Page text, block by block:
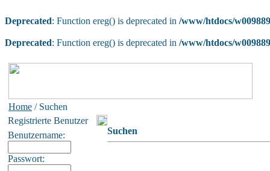
Deprecated: Function ereg() is deprecated in /www/htdocs/
Deprecated: Function ereg() is deprecated in /www/htdocs/
Home / Suchen
Registrierte Benutzer
Benutzername:
Passwort:
Suchen